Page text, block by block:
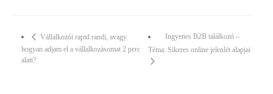
Vállalkozói rapid randi, avagy
hogyan adjam el a vállalkozásomat 2 perc
alatt?
Ingyenes B2B találkozó –
Téma: Sikeres online jelenlét alapjai